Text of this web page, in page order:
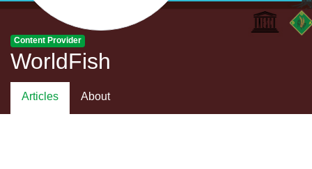
Content Provider
WorldFish
Articles About